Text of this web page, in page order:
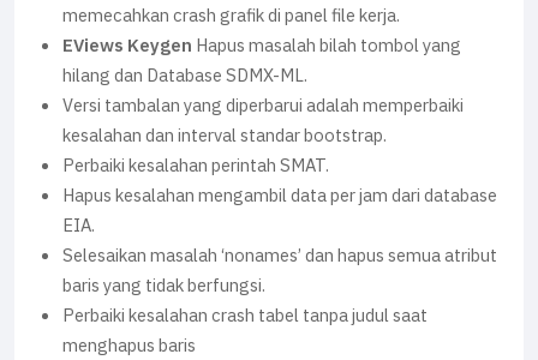
memecahkan crash grafik di panel file kerja.
EViews Keygen Hapus masalah bilah tombol yang
hilang dan Database SDMX-ML.
Versi tambalan yang diperbarui adalah memperbaiki
kesalahan dan interval standar bootstrap.
Perbaiki kesalahan perintah SMAT.
Hapus kesalahan mengambil data per jam dari database
EIA.
Selesaikan masalah ‘nonames’ dan hapus semua atribut
baris yang tidak berfungsi.
Perbaiki kesalahan crash tabel tanpa judul saat
menghapus baris